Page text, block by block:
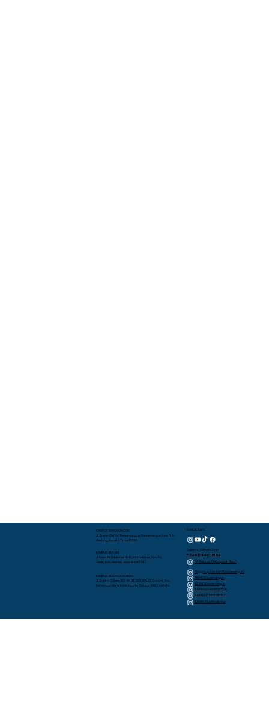
KAMPUS RAWAMANGUN
Jl. Sunan Giri No.1 Rawamangun, Rawamangun, Kec. Pulo
Gadung, Jakarta Timur 13220
KAMPUS BEKASI
Jl. Raya Jati Makmur No.10, Jatimakmur, Kec. Pd.
Gede, Kota Bekasi, Jawa Barat 17413
KAMPUS KEBAYORAN BARU
JL. Bujana Dalam, NO. 48, RT. 009, RW. 01, Gunung, Kec.
Kebayoran Baru, Kota Jakarta Selatan, D.K.I. Jakarta
Kontak Kami
Telepon/WhatsApp
+62 817-0337-1952
RA Sakinah (Kebayoran Baru)
Playgroup Sakinah (Rawamangun)
TKIA 13 Rawamangun
SDIA 13 Rawamangun
SMPIA 12 Rawamangun
SMPIA 55 Jatimakmur
SMAIA 33 Jatimakmur